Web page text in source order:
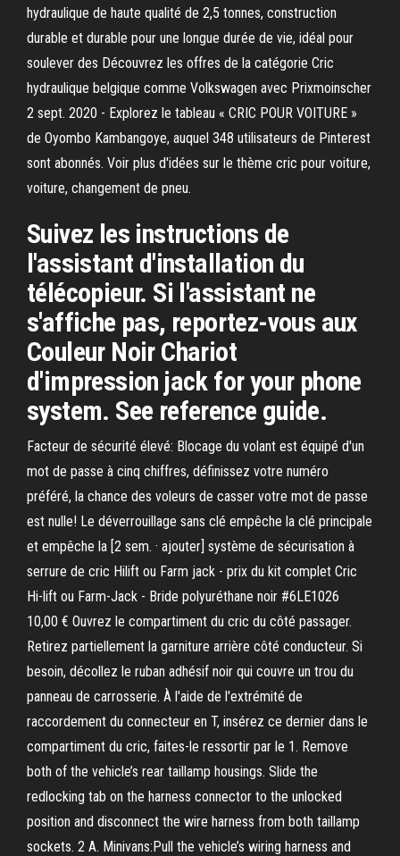
hydraulique de haute qualité de 2,5 tonnes, construction
durable et durable pour une longue durée de vie, idéal pour
soulever des Découvrez les offres de la catégorie Cric
hydraulique belgique comme Volkswagen avec Prixmoinscher
2 sept. 2020 - Explorez le tableau « CRIC POUR VOITURE »
de Oyombo Kambangoye, auquel 348 utilisateurs de Pinterest
sont abonnés. Voir plus d'idées sur le thème cric pour voiture,
voiture, changement de pneu.
Suivez les instructions de
l'assistant d'installation du
télécopieur. Si l'assistant ne
s'affiche pas, reportez-vous aux
Couleur Noir Chariot
d'impression jack for your phone
system. See reference guide.
Facteur de sécurité élevé: Blocage du volant est équipé d'un
mot de passe à cinq chiffres, définissez votre numéro
préféré, la chance des voleurs de casser votre mot de passe
est nulle! Le déverrouillage sans clé empêche la clé principale
et empêche la [2 sem. · ajouter] système de sécurisation à
serrure de cric Hilift ou Farm jack - prix du kit complet Cric
Hi-lift ou Farm-Jack - Bride polyuréthane noir #6LE1026
10,00 € Ouvrez le compartiment du cric du côté passager.
Retirez partiellement la garniture arrière côté conducteur. Si
besoin, décollez le ruban adhésif noir qui couvre un trou du
panneau de carrosserie. À l'aide de l'extrémité de
raccordement du connecteur en T, insérez ce dernier dans le
compartiment du cric, faites-le ressortir par le 1. Remove
both of the vehicle’s rear taillamp housings. Slide the
redlocking tab on the harness connector to the unlocked
position and disconnect the wire harness from both taillamp
sockets. 2 A. Minivans:Pull the vehicle’s wiring harness and